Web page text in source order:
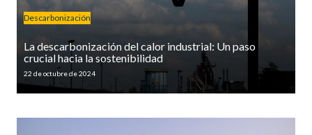
Descarbonización
La descarbonización del calor industrial: Un paso
crucial hacia la sostenibilidad
22 de octubre de 2024